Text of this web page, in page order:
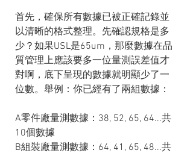
首先，確保所有數據已被正確記錄並
以清晰的格式整理。先確認規格是多
少？如果USL是65um，那麼數據在品
質管理上應該要多一位量測誤差值才
對啊，底下呈現的數據就明顯少了一
位數。舉例：你已經有了兩組數據：
A零件廠量測數據：38, 52, 65, 64...共
10個數據
B組裝廠量測數據：64, 41, 65, 48...共